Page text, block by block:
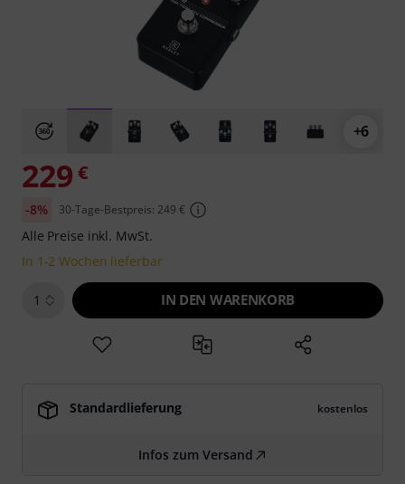
+6
229 €
-8% 30-Tage-Bestpreis: 249 €
Alle Preise inkl. MwSt.
In 1-2 Wochen lieferbar
1 IN DEN WARENKORB
Standardlieferung kostenlos
Infos zum Versand